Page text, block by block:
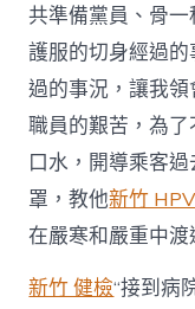
共準備黨員、骨一
護服的切身經過
過的事況，讓我
職員的艱苦，為
口水，開導乘客
罩，教他新竹
在嚴寒和嚴重中渡
新竹 健檢“接到病